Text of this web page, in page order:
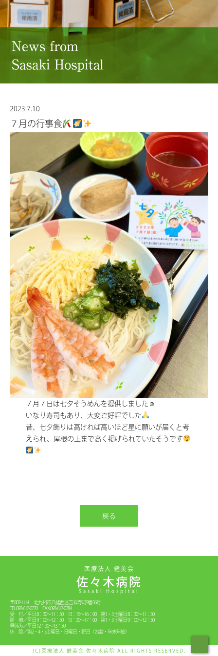
2023.7.10
７月の行事食
７月７日は七夕そうめんを提供しました☺
いなり寿司もあり、大変ご好評でした
昔、七夕飾りは高ければ高いほど星に願いが届くと考
えられ、屋根の上まで高く掲げられていたそうです
戻る
医療法人 健美会
佐々木病院
Sasaki Hospital
〒807-1114
北九州市八幡西区吉祥寺町9番36号
TEL.093-617-0770
FAX.093-617-0784
受 付／平日 8：30〜11：30 13：15〜16：00 第1・3 土曜日 8：30〜11：30
診 療／平日 9：00〜12：30 13：30〜17：00 第1・3 土曜日 9：00〜12：30
昼休み／平日 12：30〜13：30
休 診／第2・4・5土曜日・日曜日・祝日（お盆・年末年始）
(C)医療法人 健美会 佐々木病院 ALL RIGHTS RESERVED.